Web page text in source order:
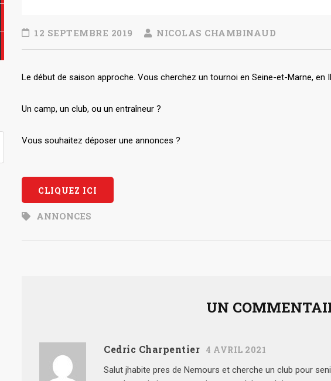
12 SEPTEMBRE 2019 NICOLAS CHAMBINAUD
Le début de saison approche. Vous cherchez un tournoi en Seine-et-Marne, en
Un camp, un club, ou un entraîneur ?
Vous souhaitez déposer une annonces ?
CLIQUEZ ICI
ANNONCES
UN
Cedric Charpentier 4 AVRIL 2021
Salut jhabite pres de Nemours et cherche un club pour